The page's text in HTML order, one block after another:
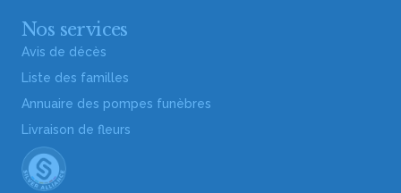
Nos services
Avis de décès
Liste des familles
Annuaire des pompes funèbres
Livraison de fleurs